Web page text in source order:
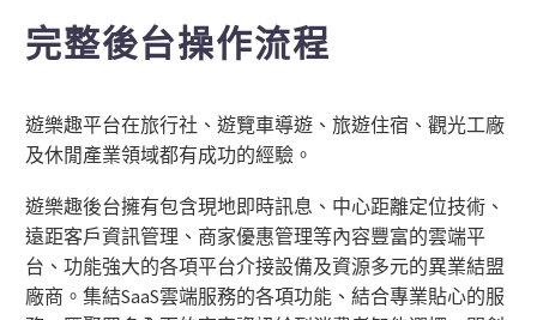
完整後台操作流程
遊樂趣平台在旅行社、遊覽車導遊、旅遊住宿、觀光工廠
及休閒產業領域都有成功的經驗。
遊樂趣後台擁有包含現地即時訊息、中心距離定位技術、
遠距客戶資訊管理、商家優惠管理等內容豐富的雲端平
台、功能強大的各項平台介接設備及資源多元的異業結盟
廠商。集結SaaS雲端服務的各項功能、結合專業貼心的服